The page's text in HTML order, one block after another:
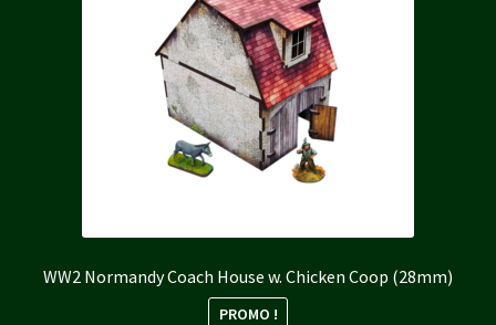
WW2 Normandy Coach House w. Chicken Coop (28mm)
PROMO !